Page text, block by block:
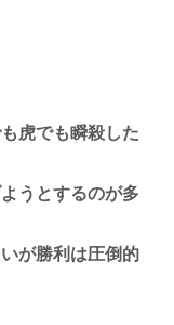
虎でも瞬殺した
うとするのが多
が勝利は圧倒的